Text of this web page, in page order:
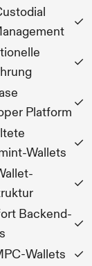
✓
✓
Platform
✓
Wallets
✓
✓
Backend-
✓
Wallets ✓